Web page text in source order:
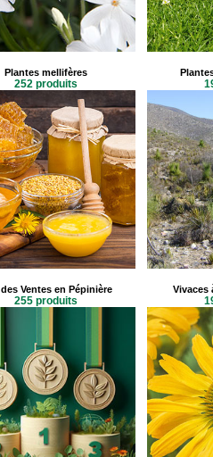
Plantes mellifères
252 produits
Ventes en Pépinière
255 produits
Vivaces